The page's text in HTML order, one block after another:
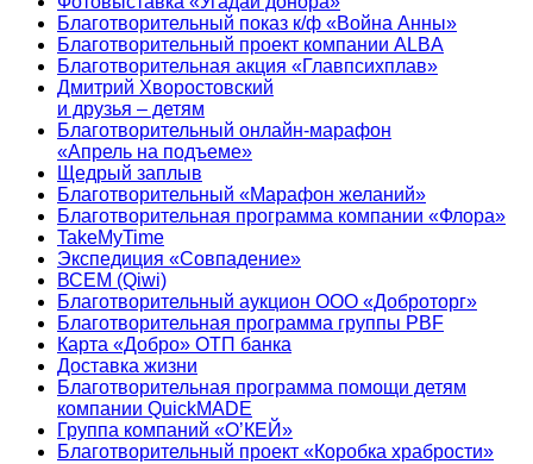
Благотворительный показ к/ф «Война Анны»
Благотворительный проект компании ALBA
Благотворительная акция «Главпсихплав»
Дмитрий Хворостовский
и друзья – детям
Благотворительный онлайн‑марафон
«Апрель на подъеме»
Щедрый заплыв
Благотворительный «Марафон желаний»
Благотворительная программа компании «Флора»
TakeMyTime
Экспедиция «Совпадение»
ВСЕМ (Qiwi)
Благотворительный аукцион ООО «Доброторг»
Благотворительная программа группы PBF
Карта «Добро» ОТП банка
Доставка жизни
Благотворительная программа помощи детям
компании QuickMADE
Группа компаний «О’КЕЙ»
Благотворительный проект «Коробка храбрости»